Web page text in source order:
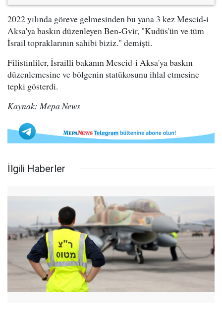
2022 yılında göreve gelmesinden bu yana 3 kez Mescid-i
Aksa'ya baskın düzenleyen Ben-Gvir, "Kudüs'ün ve tüm
İsrail topraklarının sahibi biziz." demişti.
Filistinliler, İsrailli bakanın Mescid-i Aksa'ya baskın
düzenlemesine ve bölgenin statükosunu ihlal etmesine
tepki gösterdi.
Kaynak: Mepa News
İlgili Haberler